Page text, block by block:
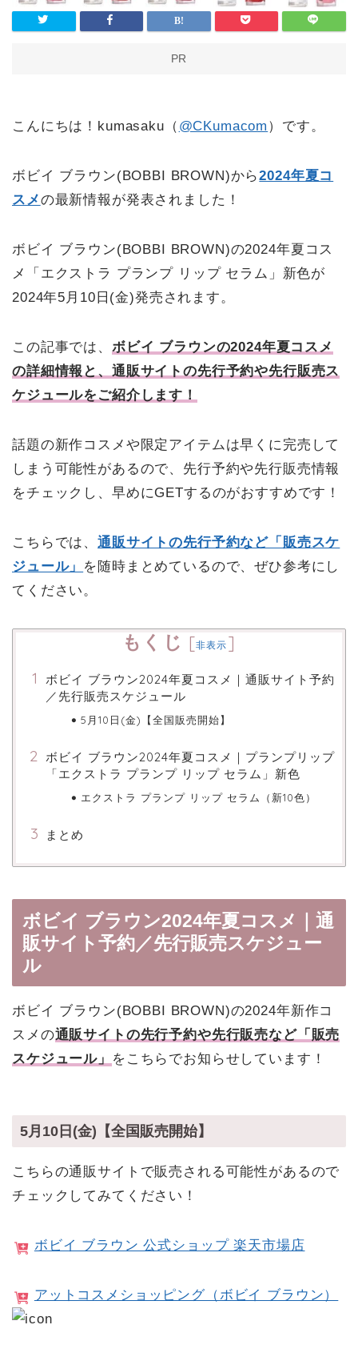
PR
こんにちは！kumasaku（ @CKumacom ）です。
ボビイ ブラウン(BOBBI BROWN)から2024年夏コ
スメの最新情報が発表されました！
ボビイ ブラウン(BOBBI BROWN)の2024年夏コス
メ「エクストラ プランプ リップ セラム」新色が
2024年5月10日(金)発売されます。
この記事では、 ボビイ ブラウンの2024年夏コスメ
の詳細情報と、通販サイトの先行予約や先行販売ス
ケジュールをご紹介します！
話題の新作コスメや限定アイテムは早くに完売して
しまう可能性があるので、先行予約や先行販売情報
をチェックし、早めにGETするのがおすすめです！
こちらでは、通販サイトの先行予約など「販売スケ
ジュール」 を随時まとめているので、ぜひ参考にし
てください。
もくじ [非表示 ]
ボビイ ブラウン2024年夏コスメ｜通販サイト予約
／先行販売スケジュール
5月10日(金)【全国販売開始】
ボビイ ブラウン2024年夏コスメ｜プランプリップ
「エクストラ プランプ リップ セラム」新色
エクストラ プランプ リップ セラム（新10色）
まとめ
ボビイ ブラウン2024年夏コスメ｜通
販サイト予約／先行販売スケジュー
ル
ボビイ ブラウン(BOBBI BROWN)の2024年新作コ
スメの通販サイトの先行予約や先行販売など「販売
スケジュール」
をこちらでお知らせしています！
5月10日(金)【全国販売開始】
こちらの通販サイトで販売される可能性があるので
チェックしてみてください！
ボビイ ブラウン 公式ショップ 楽天市場店
アットコスメショッピング（ボビイ ブラウン）